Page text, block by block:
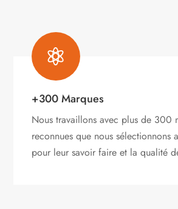

+300 Marques
Nous travaillons avec plus de 300
reconnues que nous sélectionnons
pour leur savoir faire et la qualité